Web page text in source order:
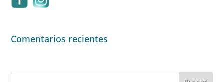
Comentarios recientes